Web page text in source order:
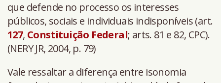
que defende no processo os interesses
públicos, sociais e individuais indisponíveis (art.
127, Constituição Federal; arts. 81 e 82, CPC).
(NERY JR, 2004, p. 79)
Vale ressaltar a diferença entre isonomia